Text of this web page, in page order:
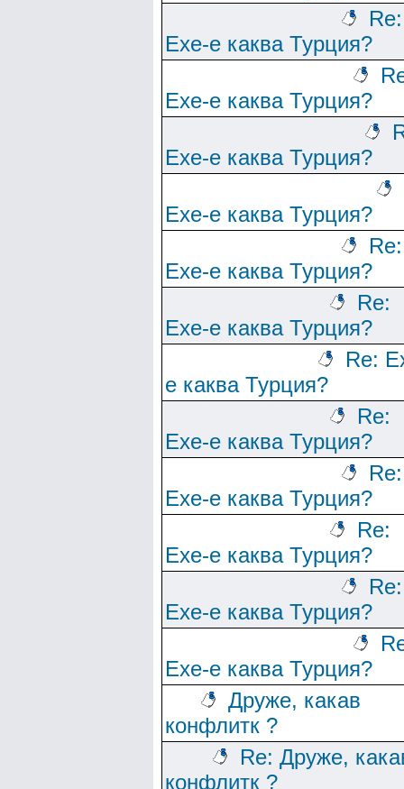
Re:
Ехе-е каква Турция?
Ехе-е каква Турция?
Ехе-е каква Турция?
Ехе-е каква Турция?
Re:
Ехе-е каква Турция?
Re:
Ехе-е каква Турция?
Re:
е каква Турция?
Re:
Ехе-е каква Турция?
Re:
Ехе-е каква Турция?
Re:
Ехе-е каква Турция?
Re:
Ехе-е каква Турция?
Ехе-е каква Турция?
Друже, какав
конфлитк ?
Re: Друже,
конфлитк ?